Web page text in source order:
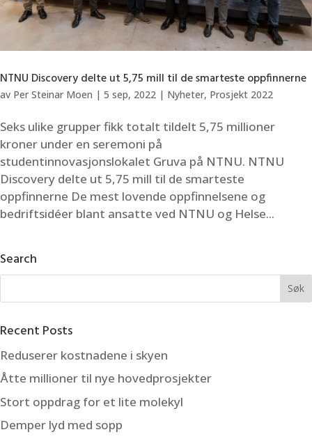
NTNU Discovery delte ut 5,75 mill til de smarteste oppfinnerne
av Per Steinar Moen | 5 sep, 2022 | Nyheter, Prosjekt 2022
Seks ulike grupper fikk totalt tildelt 5,75 millioner
kroner under en seremoni på
studentinnovasjonslokalet Gruva på NTNU. NTNU
Discovery delte ut 5,75 mill til de smarteste
oppfinnerne De mest lovende oppfinnelsene og
bedriftsidéer blant ansatte ved NTNU og Helse...
Search
Recent Posts
Reduserer kostnadene i skyen
Åtte millioner til nye hovedprosjekter
Stort oppdrag for et lite molekyl
Demper lyd med sopp